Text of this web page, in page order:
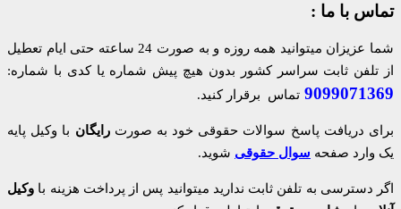
تماس با ما :
شما عزیزان میتوانید همه روزه و به صورت 24 ساعته حتی ایام تعطیل
از تلفن ثابت سراسر کشور بدون هیچ پیش شماره یا کدی با شماره:
9099071369 تماس برقرار کنید.
برای دریافت پاسخ سوالات حقوقی خود به صورت رایگان با وکیل پایه
یک وارد صفحه سوال حقوقی شوید.
اگر دسترسی به تلفن ثابت ندارید میتوانید پس از پرداخت هزینه با وکیل